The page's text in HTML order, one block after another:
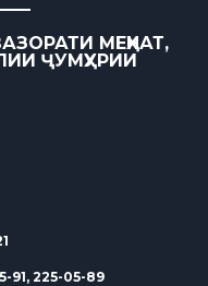
МЕҲНАТ,
ҶУМҲУРИИ
91, 225-05-89